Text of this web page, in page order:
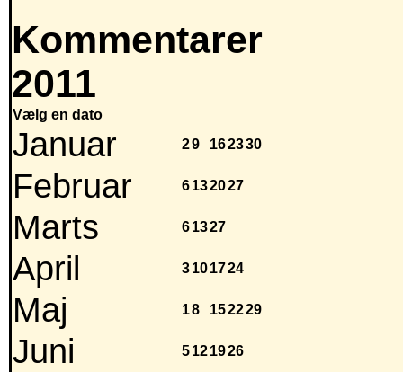
Kommentarer
2011
Vælg en dato
Januar 29 162330
Februar 6132027
Marts 61327
April 3101724
Maj 18 152229
Juni 5121926